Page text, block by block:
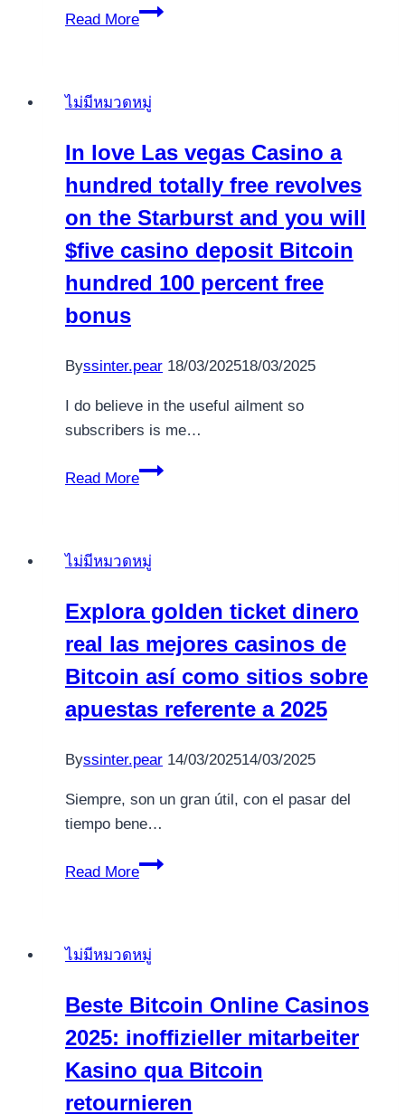
Read More
Tipuri
bune
uri
între
aduc
cazinouri
off
Romania
ไม่มีหมวดหมู่
In love Las vegas Casino a
hundred totally free revolves
on the Starburst and you will
$five casino deposit Bitcoin
hundred 100 percent free
bonus
Byssinter.pear 18/03/202518/03/2025
I do believe in the useful ailment so
subscribers is me…
Read More
In
Casino
hundred
totally
revolves
on
Starburst
$five
casino
hundred
percent
free
ไม่มีหมวดหมู่
Explora golden ticket dinero
real las mejores casinos de
Bitcoin así­ como sitios sobre
apuestas referente a 2025
Byssinter.pear 14/03/202514/03/2025
Siempre, son un gran útil, con el pasar del
tiempo bene…
Read More
Explora
real
mejores
casinos
Bitcoin
así­
ไม่มีหมวดหมู่
Beste Bitcoin Online Casinos
2025: inoffizieller mitarbeiter
Kasino qua Bitcoin
retournieren